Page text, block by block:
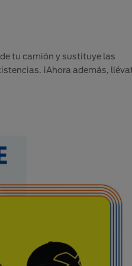
tu camión y sustituye las
¡Ahora además,